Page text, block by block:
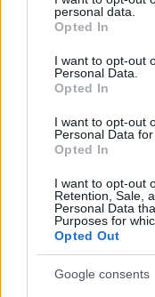
grant or deny
use your data for
consent section.
personal data.
Opted In
I want to opt-out
Personal Data.
Opted In
I want to opt-out
Personal Data
Opted In
I want to opt-out
Retention, Sale,
Personal Data
Purposes for
Opted Out
Google consents
2026.08.07. Horváth
Györfi Mihály több
a kerékpárgyár
Rövid idő alatt
azoknak a